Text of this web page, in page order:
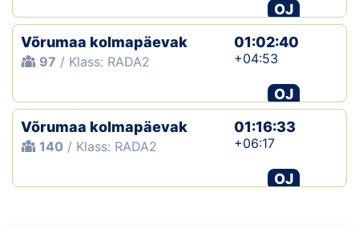
OJ
Võrumaa kolmapäevak
97 / Klass: RADA2
01:02:40
+04:53
OJ
Võrumaa kolmapäevak
140 / Klass: RADA2
01:16:33
+06:17
OJ